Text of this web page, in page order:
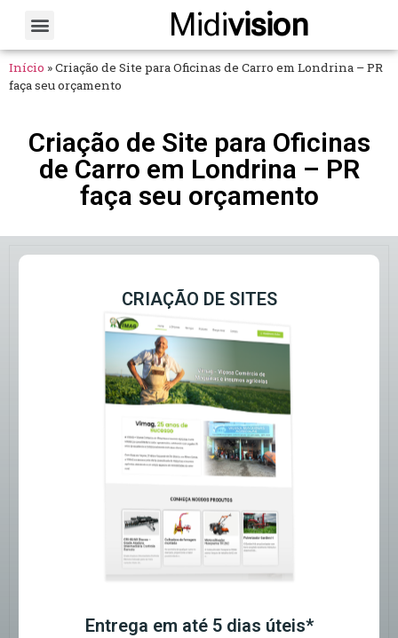
Midivision
Início »Criação de Site para Oficinas de Carro em Londrina – PR
faça seu orçamento
Criação de Site para Oficinas
de Carro em Londrina – PR
faça seu orçamento
CRIAÇÃO DE SITES
Entrega em até 5 dias úteis*